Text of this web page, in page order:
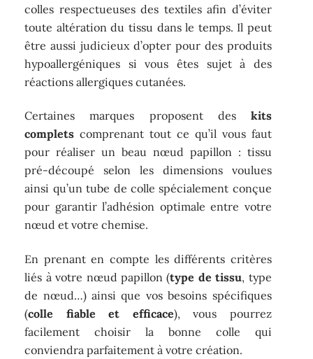
colles respectueuses des textiles afin d’éviter
toute altération du tissu dans le temps. Il peut
être aussi judicieux d’opter pour des produits
hypoallergéniques si vous êtes sujet à des
réactions allergiques cutanées.
Certaines marques proposent des kits
complets comprenant tout ce qu’il vous faut
pour réaliser un beau nœud papillon : tissu
pré-découpé selon les dimensions voulues
ainsi qu’un tube de colle spécialement conçue
pour garantir l’adhésion optimale entre votre
nœud et votre chemise.
En prenant en compte les différents critères
liés à votre nœud papillon (type de tissu, type
de nœud…) ainsi que vos besoins spécifiques
(colle fiable et efficace), vous pourrez
facilement choisir la bonne colle qui
conviendra parfaitement à votre création.